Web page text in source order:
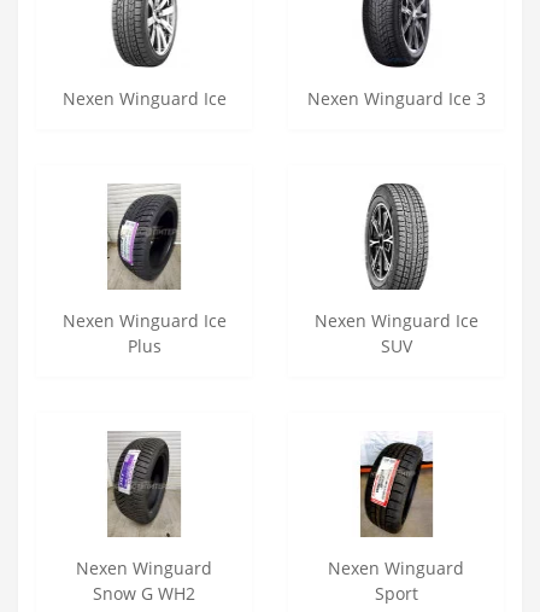
Nexen Winguard Ice Nexen Winguard Ice 3
Nexen Winguard Ice
Plus
Nexen Winguard Ice
SUV
Nexen Winguard
Snow G WH2
Nexen Winguard
Sport